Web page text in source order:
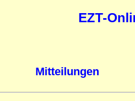
EZT-
Mitteilungen